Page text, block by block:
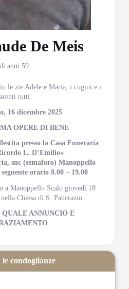
De Meis
di anni 59
le zie Adele e Maria, i cugini e i
tutti.
16 dicembre 2025
OPERE DI BENE
presso la Casa Funeraria
L. D’Emilio»
snc (semaforo) Manoppello
orario 8.00 – 19.00
a Manoppello Scalo giovedì 18
Chiesa di S. Pancrazio.
QUALE ANNUNCIO E
le condoglianze